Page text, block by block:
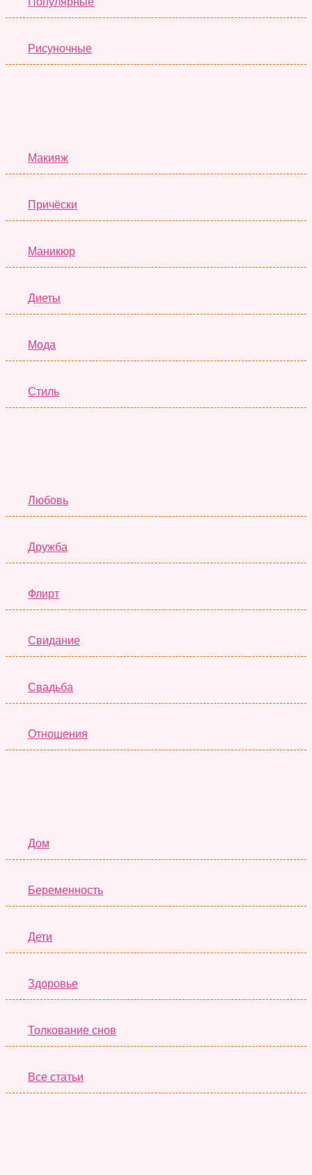
Рисуночные
Макияж
Причёски
Маникюр
Диеты
Мода
Стиль
Любовь
Дружба
Флирт
Свидание
Свадьба
Отношения
Дом
Беременность
Дети
Здоровье
Толкование снов
Все статьи